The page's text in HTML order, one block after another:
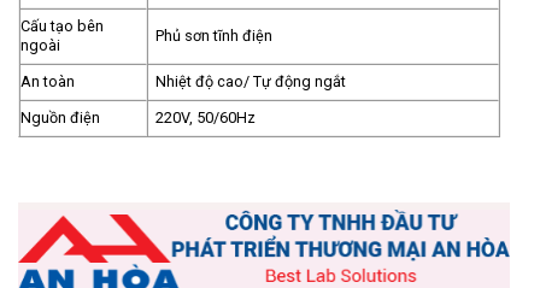
Cấu tạo bên
ngoài
Phủ sơn tĩnh điện
An toàn
Nhiệt độ cao/ Tự động ngắt
Nguồn điện
220V, 50/60Hz